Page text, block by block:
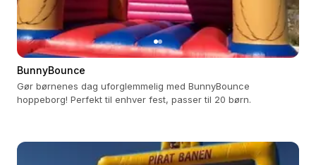
BunnyBounce
Gør børnenes dag uforglemmelig med BunnyBounce
hoppeborg! Perfekt til enhver fest, passer til 20 børn.